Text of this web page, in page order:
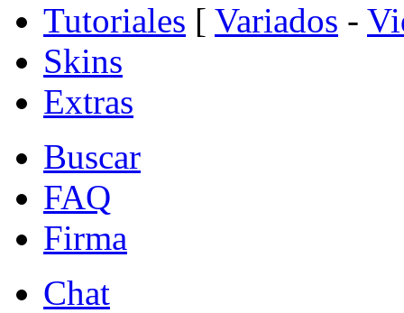
Tutoriales [ Variados -
Skins
Extras
Buscar
FAQ
Firma
Chat